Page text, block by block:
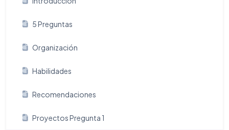
5 Preguntas
Organización
Habilidades
Recomendaciones
Proyectos Pregunta 1